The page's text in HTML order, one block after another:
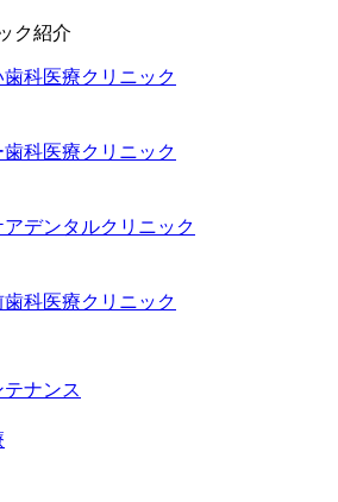
ク紹介
科医療クリニック
科医療クリニック
デンタルクリニック
科医療クリニック
ナンス